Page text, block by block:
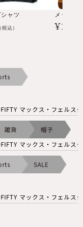
ャツ
(税込)
メッセン
¥
マックス・フェルス
雑貨
帽子
マックス・フェルス
SALE
マックス・フェルス